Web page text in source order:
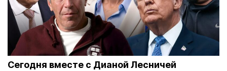
Сегодня вместе с Дианой Лесничей